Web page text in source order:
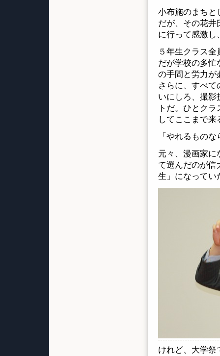
小布施のまちと
だが、その花井
に行って感激し
５年生クラス
だが学校の多忙
の手間と労力が
さらに、すべ
いにしろ、撮影
トだ。ひとク
してここまで
「やれるもの
元々、漫画家に
て選んだのが
生」になってい
けれど、大学祭